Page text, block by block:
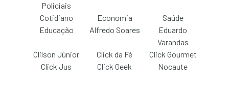
Policiais
Cotidiano Economia
Saúde
Educação
Alfredo Soares
Eduardo
Varandas
Clilson Júnior
Click da Fé
Click Gourmet
Click Jus
Click Geek Nocaute